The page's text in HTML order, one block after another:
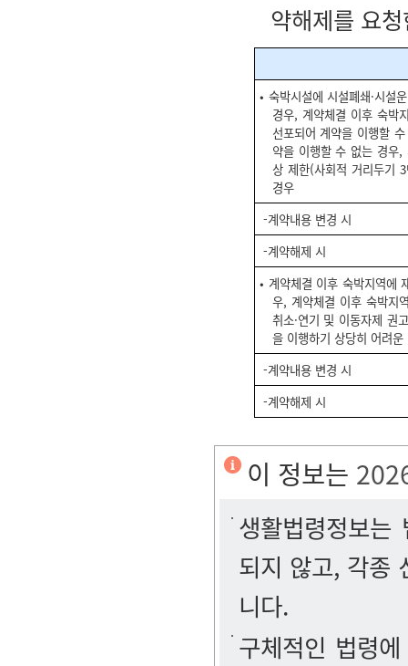
약해제를 요
• 숙박시설에 시설폐쇄·시설
경우, 계약체결 이후 숙박
선포되어 계약을 이행할
약을 이행할 수 없는 경우,
상 제한(사회적 거리두기
경우
-계약내용 변경 시
-계약해제 시
• 계약체결 이후 숙박지역에
우, 계약체결 이후 숙박지
취소·연기 및 이동자제 권
을 이행하기 상당히 어려운
-계약내용 변경 시
-계약해제 시
이 정보는
생활법령정보
되지 않고, 각종
니다.
구체적인 법령